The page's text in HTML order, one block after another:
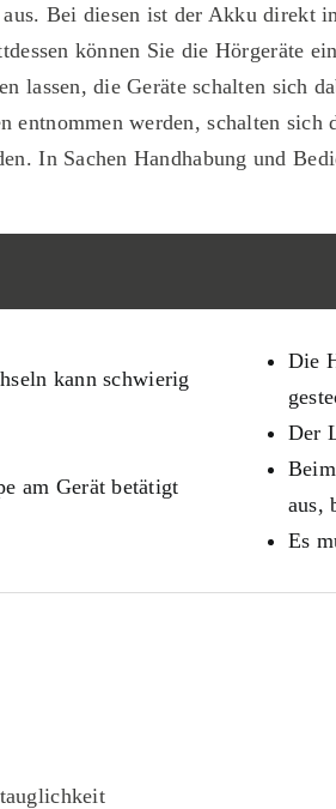
Bei diesen ist der Akku direkt
können Sie die Hör­geräte
lassen, die Geräte schalten sich
entnommen werden, schalten sich
In Sachen Handhabung und
kann schwierig
am Gerät betätigt
Die
Der
aus,
Es